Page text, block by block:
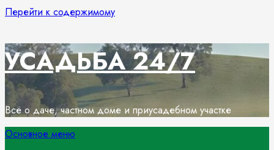
Перейти к содержимому
УСАДЬБА 24/7
Всё о даче, частном доме и приусадебном участке
Основное меню